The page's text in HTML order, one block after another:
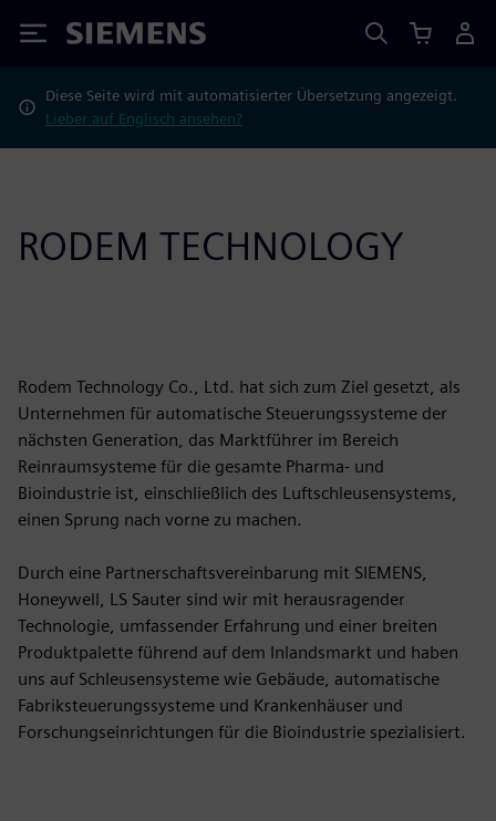
Siemens
Diese Seite wird mit automatisierter Übersetzung angezeigt.
Lieber auf Englisch ansehen?
RODEM TECHNOLOGY
Rodem Technology Co., Ltd. hat sich zum Ziel gesetzt, als
Unternehmen für automatische Steuerungssysteme der
nächsten Generation, das Marktführer im Bereich
Reinraumsysteme für die gesamte Pharma- und
Bioindustrie ist, einschließlich des Luftschleusensystems,
einen Sprung nach vorne zu machen.
Durch eine Partnerschaftsvereinbarung mit SIEMENS,
Honeywell, LS Sauter sind wir mit herausragender
Technologie, umfassender Erfahrung und einer breiten
Produktpalette führend auf dem Inlandsmarkt und haben
uns auf Schleusensysteme wie Gebäude, automatische
Fabriksteuerungssysteme und Krankenhäuser und
Forschungseinrichtungen für die Bioindustrie spezialisiert.